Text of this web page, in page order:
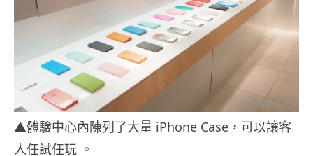
▲體驗中心內陳列了大量 iPhone Case，可以讓客
人任試任玩 。